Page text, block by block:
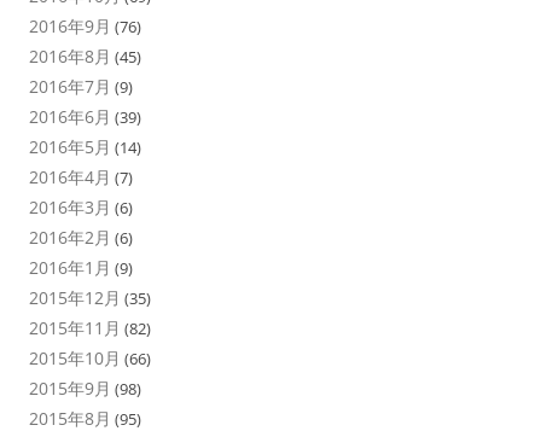
2016年9月 (76)
2016年8月 (45)
2016年7月 (9)
2016年6月 (39)
2016年5月 (14)
2016年4月 (7)
2016年3月 (6)
2016年2月 (6)
2016年1月 (9)
2015年12月 (35)
2015年11月 (82)
2015年10月 (66)
2015年9月 (98)
2015年8月 (95)